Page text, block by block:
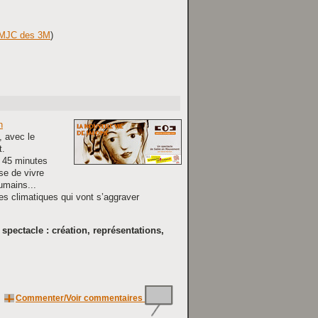
des 3M)
avec le
minutes
de vivre
climatiques qui vont s’aggraver
: création, représentations,
Commenter/Voir commentaires